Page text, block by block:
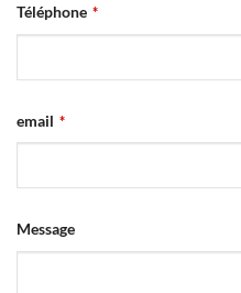
Téléphone *
email *
Email
Address *
Message